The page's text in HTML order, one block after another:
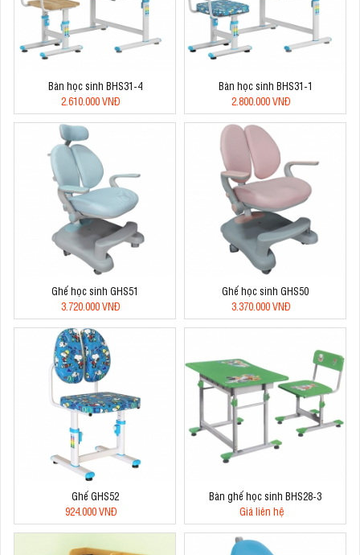
Bàn học sinh BHS31-4
2.610.000 VNĐ
Bàn học sinh BHS31-1
2.800.000 VNĐ
Ghế học sinh GHS51
3.720.000 VNĐ
Ghế học sinh GHS50
3.370.000 VNĐ
Ghế GHS52
924.000 VNĐ
Bàn ghế học sinh BHS28-3
Giá liên hệ